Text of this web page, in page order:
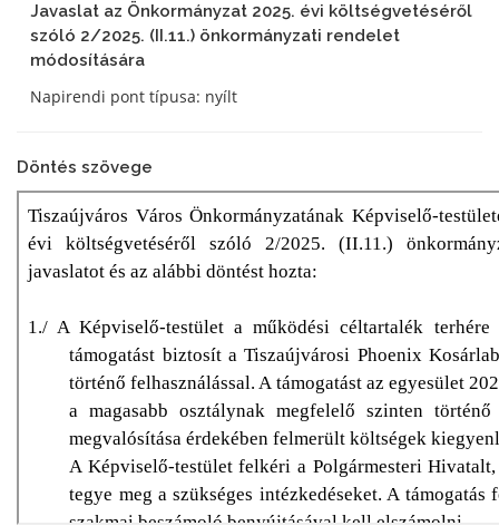
Javaslat az Önkormányzat 2025. évi költségvetéséről
szóló 2/2025. (II.11.) önkormányzati rendelet
módosítására
Napirendi pont típusa: nyílt
Döntés szövege